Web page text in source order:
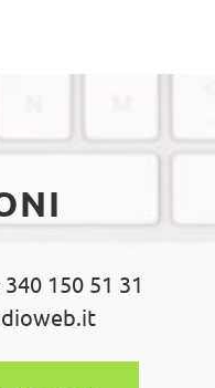
340 150 51 31